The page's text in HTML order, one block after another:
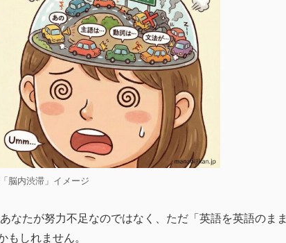
脳内渋滞」イメージ
なたが努力不足なのではなく、ただ「英語を英語のまま
もしれません。